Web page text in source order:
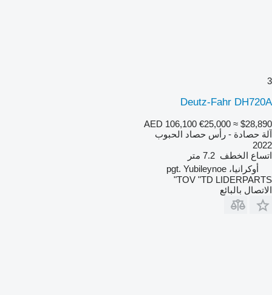
3
Deutz-Fahr DH720A
AED 106,100 €25,000 ≈ $28,890
آلة حصادة - رأس حصاد الحبوب
2022
اتساع الخطف 7.2 متر
أوكرانيا، pgt. Yubileynoe
TOV "TD LIDERPARTS"
الاتصال بالبائع